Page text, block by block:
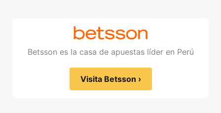
Betsson es la casa de apuestas líder en Perú
Visita Betsson ›